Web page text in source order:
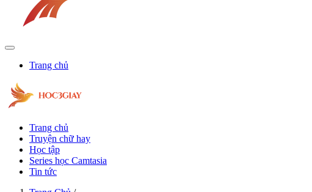
Trang chủ
Trang chủ
Truyện chữ hay
Học tập
Series học Camtasia
Tin tức